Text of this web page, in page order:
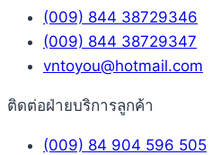
(009) 844 38729346
(009) 844 38729347
vntoyou@hotmail.com
ติดต่อฝ่ายบริการลูกค้า
(009) 84 904 596 505